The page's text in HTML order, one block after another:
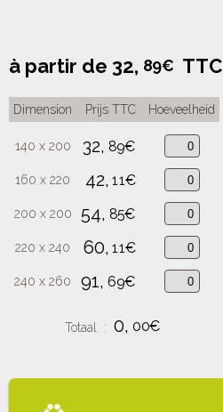
à partir de 32, 89€ TTC
Dimension Prijs TTC Hoeveelheid
140 x 200 32, 89€
160 x 220 42, 11€
200 x 200 54, 85€
220 x 240 60, 11€
240 x 260 91, 69€
Totaal : 0, 00€